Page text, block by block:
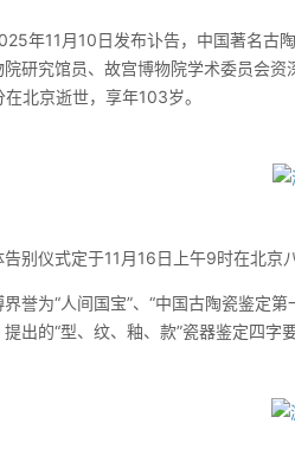
11月10日发布讣告，中国著名古
研究馆员、故宫博物院学术委员会
北京逝世，享年103岁。
仪式定于11月16日上午9时在北京八
为“人间国宝”、“中国古陶瓷鉴定第
出的“型、纹、釉、款”瓷器鉴定四字